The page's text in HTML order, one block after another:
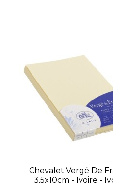
Chevalet Vergé De
3,5x10cm - Ivoire -